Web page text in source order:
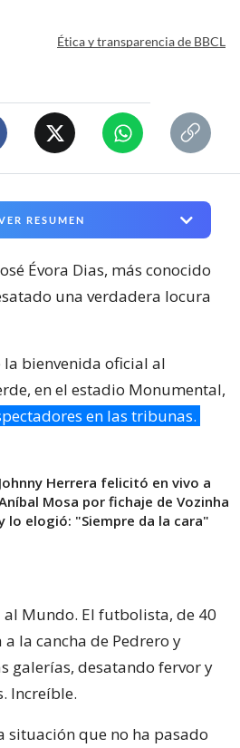
Ética y transparencia de BBCL
RESUMEN
Évora Dias, más conocido
una verdadera locura
bienvenida oficial al
en el estadio Monumental,
en las tribunas.
Johnny Herrera felicitó en vivo a
Mosa por fichaje de Vozinha
lo elogió: "Siempre da la cara"
al Mundo. El futbolista, de 40
la cancha de Pedrero y
galerías, desatando fervor y
Increíble.
situación que no ha pasado